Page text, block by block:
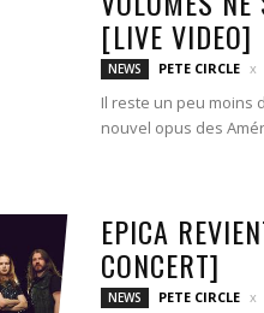
[LIVE VIDEO]
NEWS PETE CIRCLE
Il reste un peu moins
nouvel opus des
EPICA
CONCERT]
NEWS PETE CIRCLE